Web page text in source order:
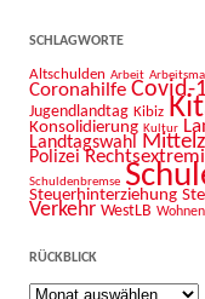
SCHLAGWORTE
Altschulden Arbeit
Coronahilfe Covid-
Jugendlandtag Kibiz
Konsolidierung Kultur
Landtagswahl
Polizei
Schuldenbremse
Steuerhinterziehung
Verkehr WestLB Wohnen
RÜCKBLICK
Rückblick